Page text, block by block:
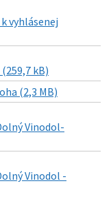
vyhlásenej
kB)
(2,3 MB)
Vinodol-
Vinodol -